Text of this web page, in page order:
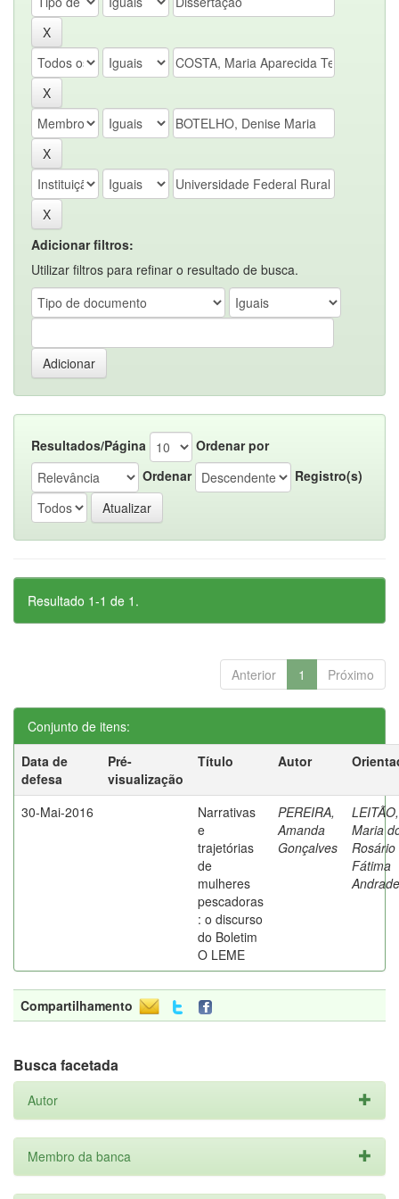
Adicionar filtros:
Utilizar filtros para refinar o resultado de busca.
Resultados/Página
Ordenar por
Ordenar
Registro(s)
Resultado 1-1 de 1.
Anterior 1 Próximo
Conjunto de itens:
Data de
defesa
Pré-
visualização
Título Autor
30-Mai-2016
Narrativas
e
trajetórias
de
mulheres
pescadoras
: o discurso
do Boletim
O LEME
PEREIRA,
Amanda
Gonçalves
LEITÃO,
Maria
Rosário
Fátima
Andrade
Compartilhamento
Busca facetada
Autor
Membro da banca